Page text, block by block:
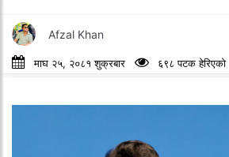
Afzal Khan
माघ २५, २०८१ शुक्रबार ६९८ पटक हेरिएको